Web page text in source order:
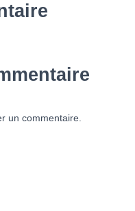
un commentaire.